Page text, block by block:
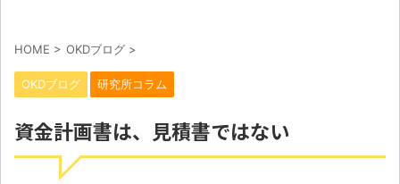
HOME > OKDブログ >
OKDブログ 研究所コラム
資金計画書は、見積書ではない